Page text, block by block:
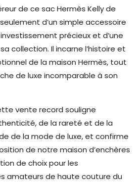
de ce sac Hermès Kelly de
d’un simple accessoire
précieux et d’une
collection. Il incarne l’histoire et
de la maison Hermès, tout
de luxe incomparable à son
vente record souligne
de la rareté et de la
de la mode de luxe, et confirme
de notre maison d’enchères
de choix pour les
amateurs de haute couture du